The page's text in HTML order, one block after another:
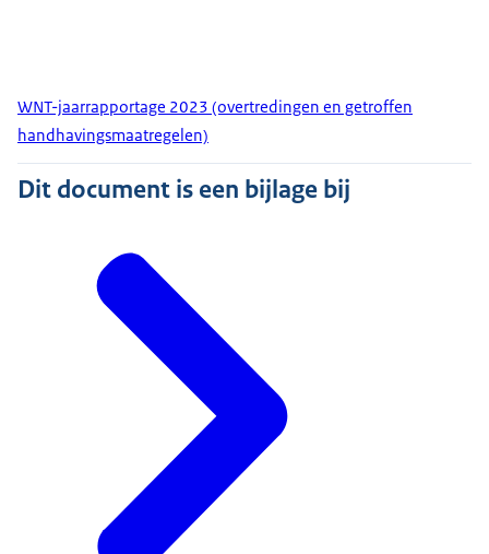
WNT-jaarrapportage 2023 (overtredingen en getroffen
handhavingsmaatregelen)
Dit document is een bijlage bij